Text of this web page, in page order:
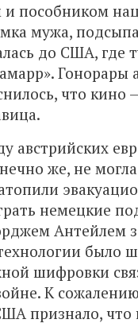
пособником
мужа,
до США, где
Гонорары
что кино
австрийских
же, не могла
немецкие
Антейлем
было
шифровки
К
признало,